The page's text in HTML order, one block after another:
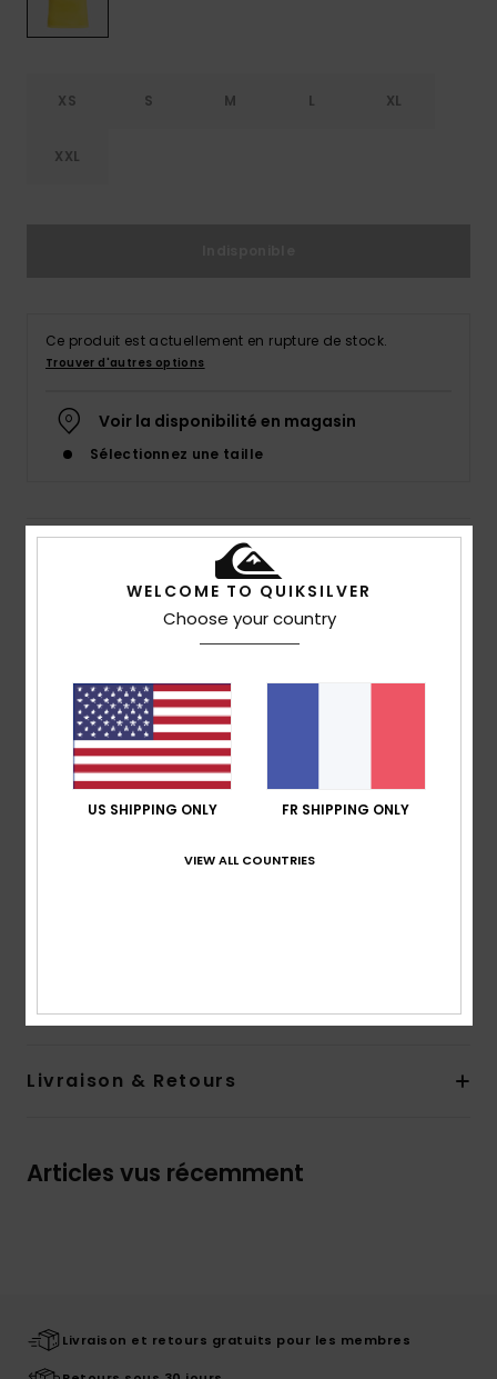
la FAQ
XS S M L XL
XXL
Ce produit est actuellement en rupture de stock.
Trouver d'autres options
Voir la disponibilité en magasin
Sélectionnez une taille
Details & caractéristiques
Lycra manches courtes UPF 50 Jaune Homme
Code couleur
Caractéristiques
Coupe :coupe ajustée
Matière :matière résistante à l'eau salée et
fabriquée à partir de fils recyclés
Livraison & Retours
Articles vus récemment
Livraison et retours gratuits pour les membres
WELCOME TO QUIKSILVER
Choose your country
US SHIPPING ONLY FR SHIPPING ONLY
VIEW ALL COUNTRIES